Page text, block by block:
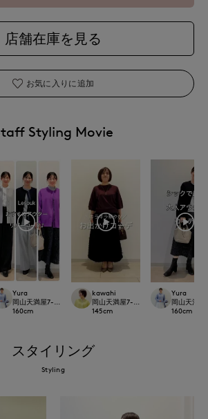
店舗在庫を見る
お気に入りに追加
Styling Movie
Yura
岡山天満屋7-IDconcept.
160cm
kawahi
岡山天満屋7-IDconcept.
145cm
Yura
岡山天満
160cm
スタイリング
Styling